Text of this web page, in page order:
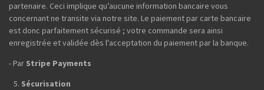
partenaire. Ceci implique qu’aucune information bancaire vous
concernant ne transite via notre site. Le paiement par carte bancaire
est donc parfaitement sécurisé ; votre commande sera ainsi
enregistrée et validée dès l'acceptation du paiement par la banque.
- Par Stripe Payments
Sécurisation